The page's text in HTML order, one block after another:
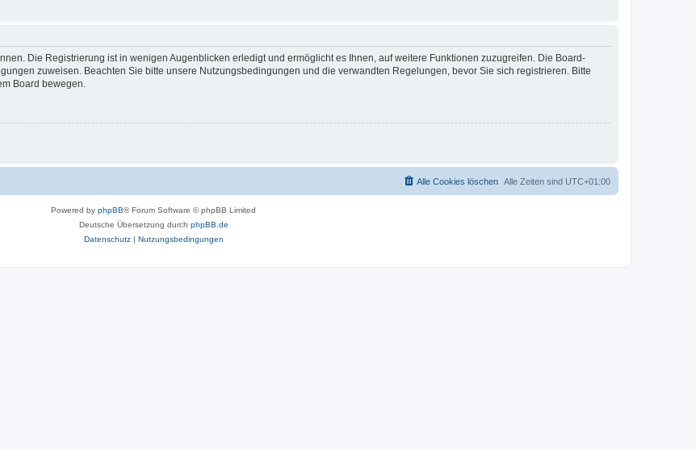
Die Registrierung ist in wenigen Augenblicken erledigt und ermöglicht es Ihnen, auf weitere Funktionen zuzugreifen. Die Board-
zuweisen. Beachten Sie bitte unsere Nutzungsbedingungen und die verwandten Regelungen, bevor Sie sich registrieren. Bitte
Board bewegen.
Alle Zeiten sind UTC+01:00
Alle Cookies löschen
Powered by phpBB® Forum Software © phpBB Limited
Deutsche Übersetzung durch phpBB.de
Datenschutz| Nutzungsbedingungen